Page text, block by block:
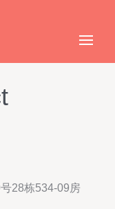
28栋534-09房